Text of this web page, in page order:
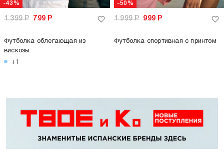
-43%
1 399Р 799 Р
Футболка облегающая из
вискозы
+1
-50%
1 999Р 999 Р
Футболка спортивная с принтом